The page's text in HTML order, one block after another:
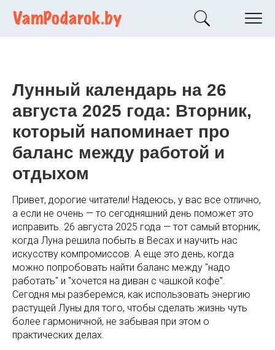
Лунный календарь на 26
августа 2025 года: Вторник,
который напоминает про
баланс между работой и
отдыхом
Привет, дорогие читатели! Надеюсь, у вас все отлично,
а если не очень — то сегодняшний день поможет это
исправить. 26 августа 2025 года — тот самый вторник,
когда Луна решила побыть в Весах и научить нас
искусству компромиссов. А еще это день, когда
можно попробовать найти баланс между "надо
работать" и "хочется на диван с чашкой кофе".
Сегодня мы разберемся, как использовать энергию
растущей Луны для того, чтобы сделать жизнь чуть
более гармоничной, не забывая при этом о
практических делах.